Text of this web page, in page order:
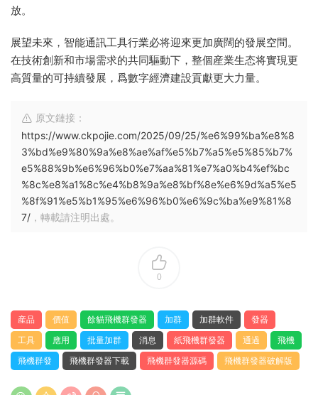
放。
展望未來，智能通訊工具行業必将迎來更加廣闊的發展空間。
在技術創新和市場需求的共同驅動下，整個産業生态将實現更
高質量的可持續發展，爲數字經濟建設貢獻更大力量。
原文鏈接：
https://www.ckpojie.com/2025/09/25/%e6%99%ba%e8%8
3%bd%e9%80%9a%e8%ae%af%e5%b7%a5%e5%85%b7%
e5%88%9b%e6%96%b0%e7%aa%81%e7%a0%b4%ef%bc
%8c%e8%a1%8c%e4%b8%9a%e8%bf%8e%e6%9d%a5%e5
%8f%91%e5%b1%95%e6%96%b0%e6%9c%ba%e9%81%8
7/ ，轉載請注明出處。
0
産品 價值 餘貓飛機群發器 加群 加群軟件
發器
工具
應用 批量加群 消息 紙飛機群發器 通過
飛機
飛機群發
飛機群發器下載 飛機群發器源碼 飛機群發器破解版